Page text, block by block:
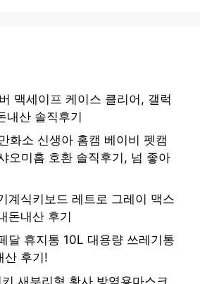
맥세이프 케이스 클리어, 갤럭
내산 솔직후기
화소 신생아 홈캠 베이비 펫캠
오미홈 호환 솔직후기, 넘 좋아
계식키보드 레트로 그레이 맥스
돈내산 후기
달 휴지통 10L 대용량 쓰레기통
산 후기!
새부리형 황사 방역용마스크